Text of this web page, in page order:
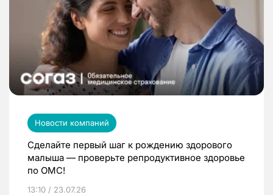
Новости компаний
Сделайте первый шаг к рождению здорового
малыша — проверьте репродуктивное здоровье
по ОМС!
13:10 / 23.07.26